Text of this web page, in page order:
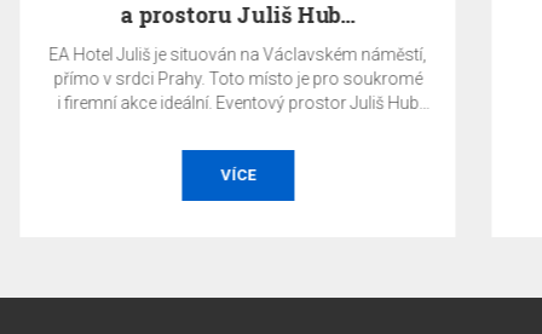
Celková částka za ubytování bude stažena
z platební karty v den vytvoření rezervace a je
nevratná. Pobyt bez snídaně.
OBJEDNAT